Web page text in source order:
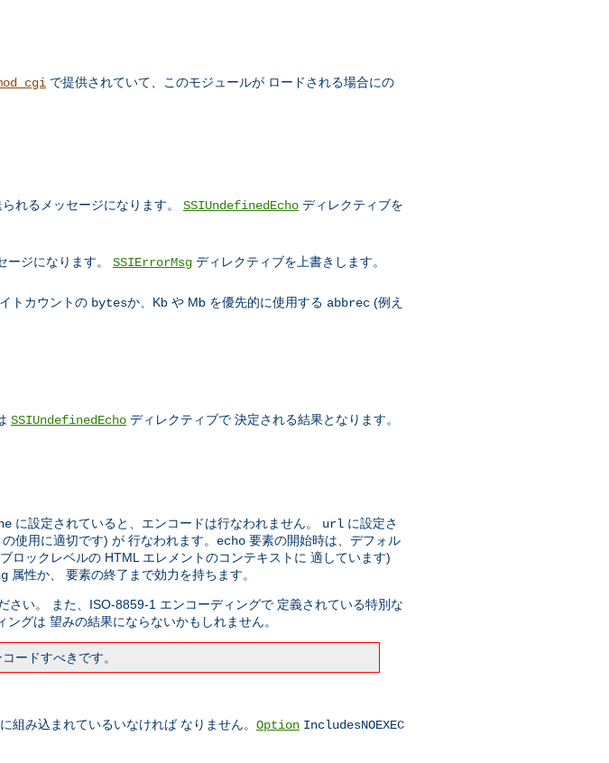
で提供されていて、このモジュールが ロードされる場合にの
れるメッセージになります。 SSIUndefinedEcho ディレクティブを
ージになります。 SSIErrorMsg ディレクティブを上書きします。
トカウントの bytesか、Kb や Mb を優先的に使用する abbrec (例え
SSIUndefinedEcho ディレクティブで 決定される結果となります。
に設定されていると、エンコードは行なわれません。 url に設定さ
使用に適切です) が 行なわれます。 echo 要素の開始時は、デフォル
ロックレベルの HTML エレメントのコンテキストに 適しています)
属性か、 要素の終了まで効力を持ちます。
さい。 また、ISO-8859-1 エンコーディングで 定義されている特別な
グは 望みの結果にならないかもしれません。
ードすべきです。
組み込まれているいなければ なりません。 Option IncludesNOEXEC